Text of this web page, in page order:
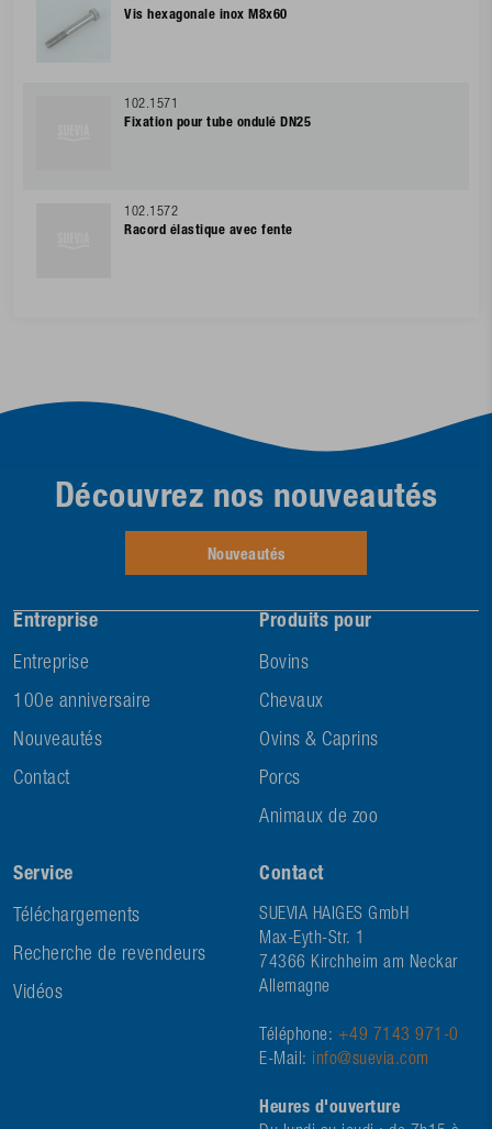
Vis hexagonale inox M8x60
102.1571
Fixation pour tube ondulé DN25
102.1572
Racord élastique avec fente
Entreprise
Entreprise
100e anniversaire
Nouveautés
Contact
Produits pour
Bovins
Chevaux
Ovins & Caprins
Porcs
Animaux de zoo
Service
Téléchargements
Recherche de revendeurs
Vidéos
Contact
SUEVIA HAIGES GmbH
Max-Eyth-Str. 1
74366 Kirchheim am Neckar
Allemagne
Téléphone: +49 7143 971-0
E-Mail: info@suevia.com
Heures d'ouverture
Découvrez nos nouveautés
Nouveautés